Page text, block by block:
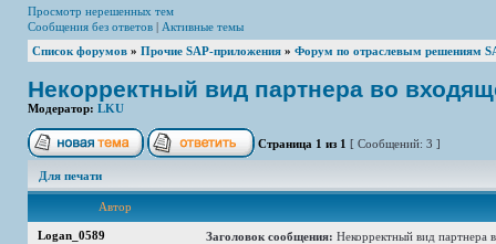
Просмотр нерешенных тем
Сообщения без ответов | Активные темы
Список форумов » Прочие SAP-приложения » Форум по отраслевым решениям
Некорректный вид партнера во
Модератор: LKU
Страница 1 из 1 [ Сообщений: 3 ]
Для печати
Автор
Logan_0589 Заголовок сообщения: Некорректный вид